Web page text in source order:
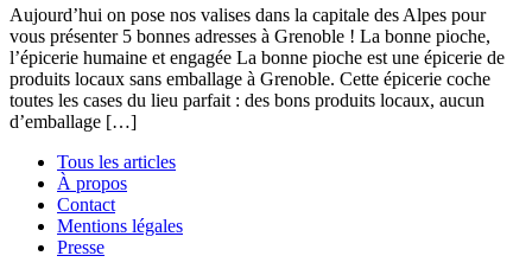
Aujourd’hui on pose nos valises dans la capitale des Alpes pour
vous présenter 5 bonnes adresses à Grenoble ! La bonne pioche,
l’épicerie humaine et engagée La bonne pioche est une épicerie de
produits locaux sans emballage à Grenoble. Cette épicerie coche
toutes les cases du lieu parfait : des bons produits locaux, aucun
d’emballage […]
Tous les articles
À propos
Contact
Mentions légales
Presse